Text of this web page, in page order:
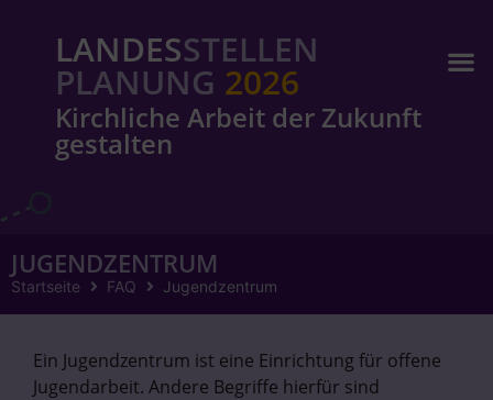
LANDESSTELLEN
PLANUNG 2026
Kirchliche Arbeit der Zukunft
gestalten
JUGENDZENTRUM
Startseite FAQ Jugendzentrum
Ein Jugendzentrum ist eine Einrichtung für offene
Jugendarbeit. Andere Begriffe hierfür sind